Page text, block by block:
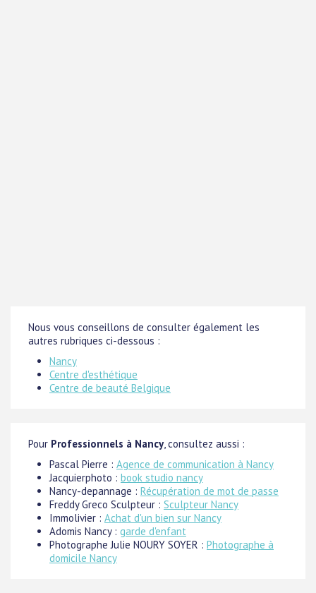
Nous vous conseillons de consulter également les
autres rubriques ci-dessous :
Nancy
Centre d'esthétique
Centre de beauté Belgique
Pour Professionnels à Nancy, consultez aussi :
Pascal Pierre : Agence de communication à Nancy
Jacquierphoto : book studio nancy
Nancy-depannage : Récupération de mot de passe
Freddy Greco Sculpteur : Sculpteur Nancy
Immolivier : Achat d'un bien sur Nancy
Adomis Nancy : garde d'enfant
Photographe Julie NOURY SOYER : Photographe à
domicile Nancy